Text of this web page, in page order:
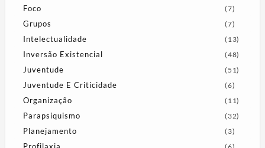
Foco (7)
Grupos (7)
Intelectualidade (13)
Inversão Existencial (48)
Juventude (51)
Juventude E Criticidade (6)
Organização (11)
Parapsiquismo (32)
Planejamento (3)
Profilaxia